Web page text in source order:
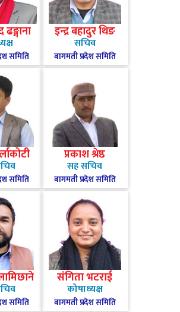
ढङ्गाना
समिति
इन्द्र बहादुर थिङ
सचिव
बागमती प्रदेश समिति
समिति
प्रकाश श्रेष्ठ
सह सचिव
बागमती प्रदेश समिति
समिति
संगिता भटराई
कोषाध्यक्ष
बागमती प्रदेश समिति